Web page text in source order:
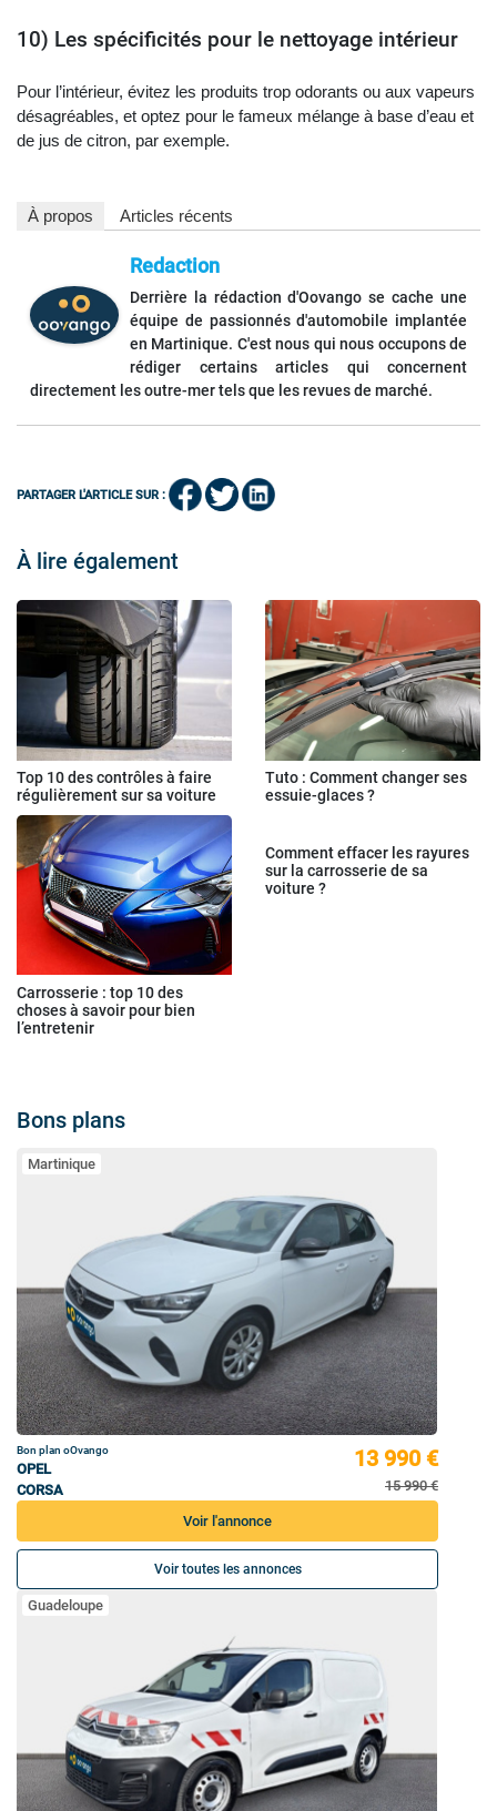
10) Les spécificités pour le nettoyage intérieur
Pour l’intérieur, évitez les produits trop odorants ou aux vapeurs
désagréables, et optez pour le fameux mélange à base d’eau et
de jus de citron, par exemple.
À propos Articles récents
Redaction
Derrière la rédaction d'Oovango se cache une
équipe de passionnés d'automobile implantée
en Martinique. C'est nous qui nous occupons de
rédiger certains articles qui concernent
directement les outre-mer tels que les revues de marché.
PARTAGER L'ARTICLE SUR :
À lire également
Top 10 des contrôles à faire
régulièrement sur sa voiture
Tuto : Comment changer ses
essuie-glaces ?
Carrosserie : top 10 des
choses à savoir pour bien
l’entretenir
Comment effacer les rayures
sur la carrosserie de sa
voiture ?
Bons plans
Martinique
Bon plan oOvango
OPEL
CORSA
13 990 €
15 990 €
Voir l'annonce
Voir toutes les annonces
Guadeloupe